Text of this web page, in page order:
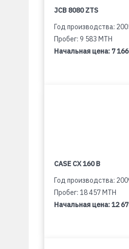
JCB 8080 ZTS
Год производства:
Пробег: 9 583 MTH
Начальная цена: 7
CASE CX 160 B
Год производства:
Пробег: 18 457 MTH
Начальная цена:12